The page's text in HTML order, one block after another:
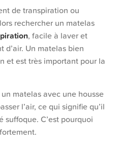
de transpiration ou
rechercher un matelas
, facile à laver et
d’air. Un matelas bien
et est très important pour la
matelas avec une housse
l’air, ce qui signifie qu’il
C’est pourquoi